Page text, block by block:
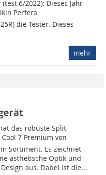
6/2022): Dieses Jahr
Perfera
die Tester. Dieses
mehr
das robuste Split-
7 Premium von
Sortiment. Es zeichnet
ästhetische Optik und
aus. Dabei ist die...